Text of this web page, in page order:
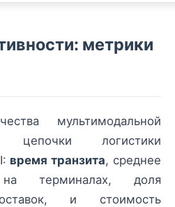
метрики
мультимодальной
цепочки логистики
время транзита, среднее
терминалах, доля
и стоимость